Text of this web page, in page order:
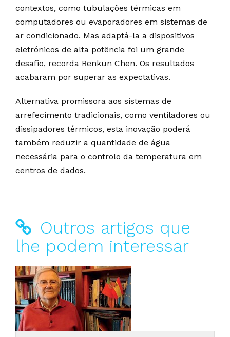
contextos, como tubulações térmicas em
computadores ou evaporadores em sistemas de
ar condicionado. Mas adaptá-la a dispositivos
eletrónicos de alta potência foi um grande
desafio, recorda Renkun Chen. Os resultados
acabaram por superar as expectativas.
Alternativa promissora aos sistemas de
arrefecimento tradicionais, como ventiladores ou
dissipadores térmicos, esta inovação poderá
também reduzir a quantidade de água
necessária para o controlo da temperatura em
centros de dados.
Outros artigos que
lhe podem interessar